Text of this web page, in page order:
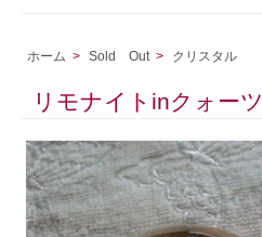
ホーム > Sold Out > クリスタル
リモナイトinクォーツ